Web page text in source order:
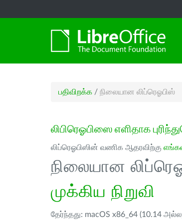
பதிவிறக்க / நிலையான லிப்ரெஓபிஸ்
லிபிரெஓபிஸை எளிதாக
லிப்ரெஓபிஸின் வணிக ஆதரவிற்கு
நிலையான
முக்கிய நிறுவி
தேர்ந்தது: macOS x86_64 (10.14